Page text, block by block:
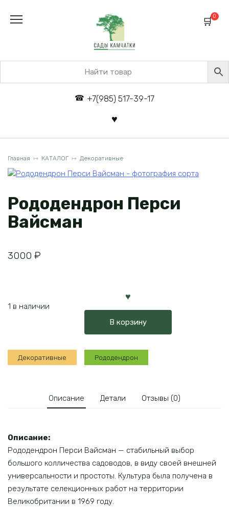
+7(985) 517-39-17
0
Главная КАТАЛОГ Декоративные
Рододендрон Перси
Вайсман
3000 ₽
1 в наличии
В корзину
Декоративные Рододендрон
Описание Детали Отзывы (0)
Описание:
Рододендрон Перси Вайсман — стабильный выбор
большого колличества садоводов, в виду своей внешней
универсальности и простоты. Культура была получена в
результате селекционных работ на территории
Великобритании в 1969 году.